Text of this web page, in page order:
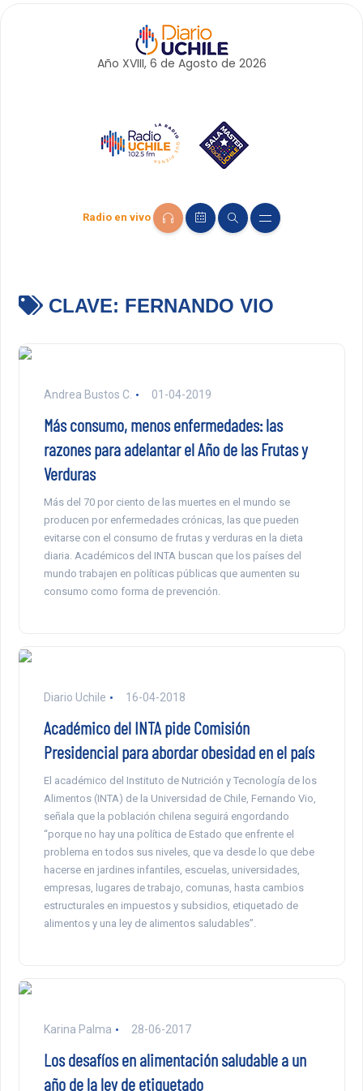
Año XVIII, 6 de Agosto de 2026
Radio en vivo
CLAVE: FERNANDO VIO
Andrea Bustos C. 01-04-2019
Más consumo, menos enfermedades: las
razones para adelantar el Año de las Frutas y
Verduras
Más del 70 por ciento de las muertes en el mundo se
producen por enfermedades crónicas, las que pueden
evitarse con el consumo de frutas y verduras en la dieta
diaria. Académicos del INTA buscan que los países del
mundo trabajen en políticas públicas que aumenten su
consumo como forma de prevención.
Diario Uchile 16-04-2018
Académico del INTA pide Comisión
Presidencial para abordar obesidad en el país
El académico del Instituto de Nutrición y Tecnología de los
Alimentos (INTA) de la Universidad de Chile, Fernando Vio,
señala que la población chilena seguirá engordando
“porque no hay una política de Estado que enfrente el
problema en todos sus niveles, que va desde lo que debe
hacerse en jardines infantiles, escuelas, universidades,
empresas, lugares de trabajo, comunas, hasta cambios
estructurales en impuestos y subsidios, etiquetado de
alimentos y una ley de alimentos saludables”.
Karina Palma 28-06-2017
Los desafíos en alimentación saludable a un
año de la ley de etiquetado